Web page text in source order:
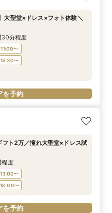
大聖堂×ドレス×フォト体験＼
30分程度
11:00〜
15:30〜
を予約
フト2万／憧れ大聖堂×ドレス試
程度
13:00〜
18:00〜
を予約